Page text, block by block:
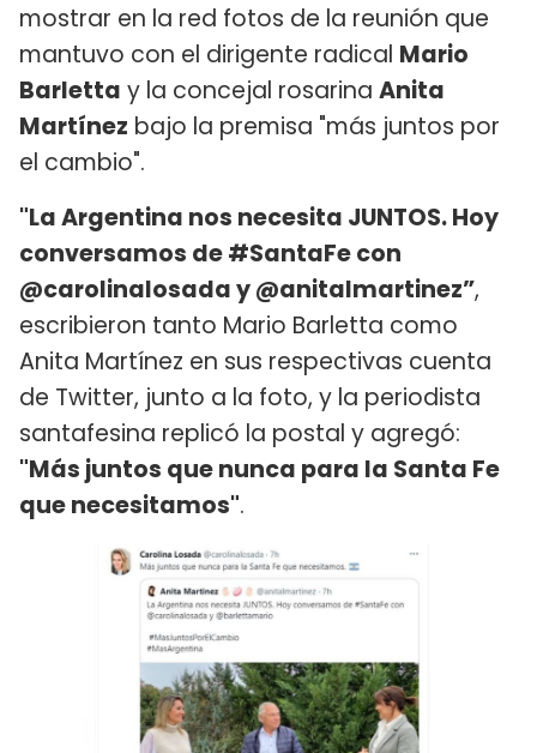
mostrar en la red fotos de la reunión que
mantuvo con el dirigente radical Mario
Barletta y la concejal rosarina Anita
Martínez bajo la premisa "más juntos por
el cambio".
"La Argentina nos necesita JUNTOS. Hoy
conversamos de #SantaFe con
@carolinalosada y @anitalmartinez”,
escribieron tanto Mario Barletta como
Anita Martínez en sus respectivas cuenta
de Twitter, junto a la foto, y la periodista
santafesina replicó la postal y agregó:
"Más juntos que nunca para la Santa Fe
que necesitamos".